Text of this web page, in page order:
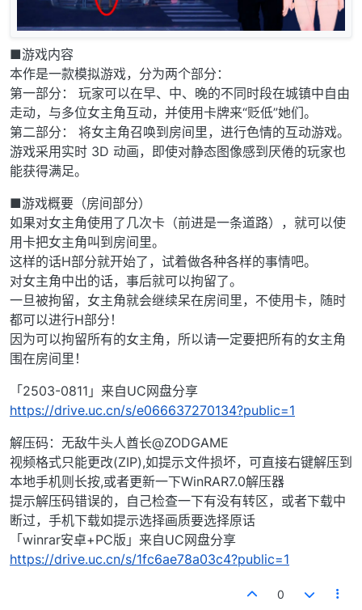
■游戏内容
本作是一款模拟游戏，分为两个部分：
第一部分： 玩家可以在早、中、晚的不同时段在城镇中自由
走动，与多位女主角互动，并使用卡牌来“贬低”她们。
第二部分： 将女主角召唤到房间里，进行色情的互动游戏。
游戏采用实时 3D 动画，即使对静态图像感到厌倦的玩家也
能获得满足。
■游戏概要（房间部分）
如果对女主角使用了几次卡（前进是一条道路），就可以使
用卡把女主角叫到房间里。
这样的话H部分就开始了，试着做各种各样的事情吧。
对女主角中出的话，事后就可以拘留了。
一旦被拘留，女主角就会继续呆在房间里，不使用卡，随时
都可以进行H部分！
因为可以拘留所有的女主角，所以请一定要把所有的女主角
围在房间里！
「2503-0811」来自UC网盘分享
https://drive.uc.cn/s/e066637270134?public=1
解压码：无敌牛头人酋长@ZODGAME
视频格式只能更改(ZIP),如提示文件损坏，可直接右键解压到
本地手机则长按,或者更新一下WinRAR7.0解压器
提示解压码错误的，自己检查一下有没有转区，或者下载中
断过，手机下载如提示选择画质要选择原话
「winrar安卓+PC版」来自UC网盘分享
https://drive.uc.cn/s/1fc6ae78a03c4?public=1
0